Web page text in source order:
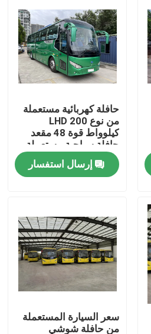
حافلة كهربائية مستعملة
من نوع LHD 200
كيلوواط قوة 48 مقعد
حافلة سياحية مستعملة
إرسال استفسار
سعر السيارة المستعملة
من حافلة شوشي